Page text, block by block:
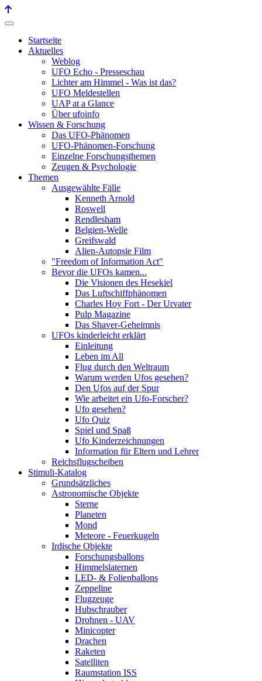
Startseite
Aktuelles
Weblog
UFO Echo - Presseschau
Lichter am Himmel - Was ist das?
UFO Meldestellen
UAP at a Glance
Über ufoinfo
Wissen & Forschung
Das UFO-Phänomen
UFO-Phänomen-Forschung
Einzelne Forschungsthemen
Zeugen & Psychologie
Themen
Ausgewählte Fälle
Kenneth Arnold
Roswell
Rendlesham
Belgien-Welle
Greifswald
Alien-Autopsie Film
"Freedom of Information Act"
Bevor die UFOs kamen...
Die Visionen des Hesekiel
Das Luftschiffphänomen
Charles Hoy Fort - Der Urvater
Pulp Magazine
Das Shaver-Geheimnis
UFOs kinderleicht erklärt
Einleitung
Leben im All
Flug durch den Weltraum
Warum werden Ufos gesehen?
Den Ufos auf der Spur
Wie arbeitet ein Ufo-Forscher?
Ufo gesehen?
Ufo Quiz
Spiel und Spaß
Ufo Kinderzeichnungen
Information für Eltern und Lehrer
Reichsflugscheiben
Stimuli-Katalog
Grundsätzliches
Astronomische Objekte
Sterne
Planeten
Mond
Meteore - Feuerkugeln
Irdische Objekte
Forschungsballons
Himmelslaternen
LED- & Folienballons
Zeppeline
Flugzeuge
Hubschrauber
Drohnen - UAV
Minicopter
Drachen
Raketen
Satelliten
Raumstation ISS